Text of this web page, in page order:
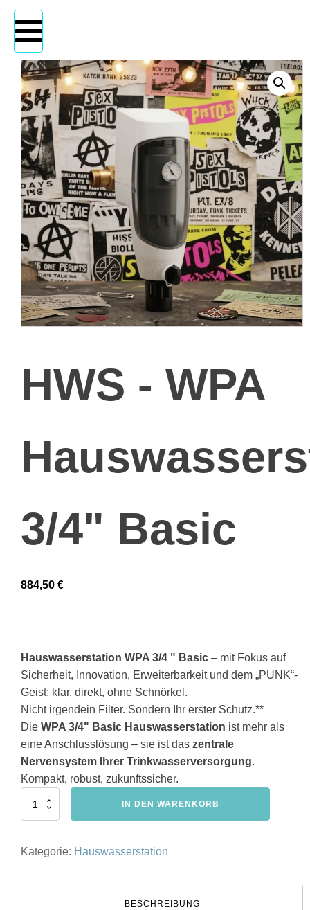
HWS - WPA
3/4" Basic
884,50 €
Hauswasserstation WPA 3/4 " Basic – mit Fokus auf
Sicherheit, Innovation, Erweiterbarkeit und dem „PUNK“-
Geist: klar, direkt, ohne Schnörkel.
Nicht irgendein Filter. Sondern Ihr erster Schutz.**
Die WPA 3/4" Basic Hauswasserstation ist mehr als
eine Anschlusslösung – sie ist das zentrale
Nervensystem Ihrer Trinkwasserversorgung.
Kompakt, robust, zukunftssicher.
HWS
3/4"
IN DEN WARENKORB
Kategorie: Hauswasserstation
BESCHREIBUNG